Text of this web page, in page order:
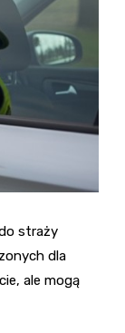
straży
dla
ale mogą